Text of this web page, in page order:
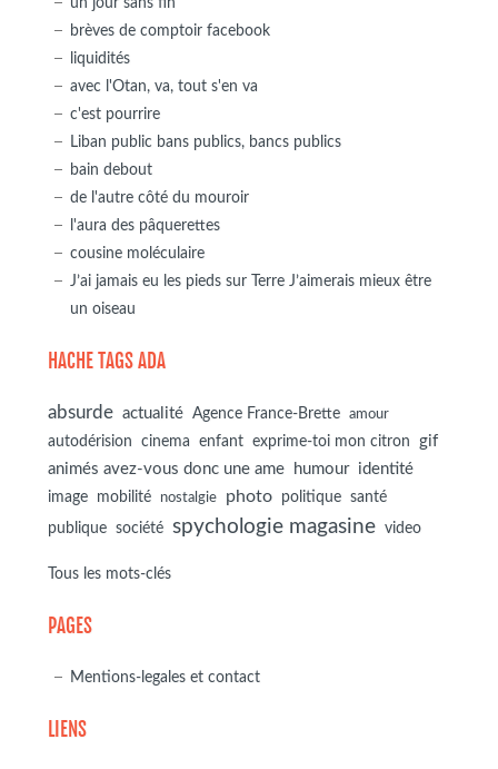
brèves de comptoir facebook
liquidités
avec l'Otan, va, tout s'en va
c'est pourrire
Liban public bans publics, bancs publics
bain debout
de l'autre côté du mouroir
l'aura des pâquerettes
cousine moléculaire
J’ai jamais eu les pieds sur Terre J’aimerais mieux être
un oiseau
HACHE TAGS ADA
absurde actualité Agence France-Brette amour
autodérision cinema enfant exprime-toi mon citron
gif
animés avez-vous donc une ame
humour identité
image mobilité nostalgie photo politique
santé
publique
société spychologie magasine video
Tous les mots-clés
PAGES
Mentions-legales et contact
LIENS